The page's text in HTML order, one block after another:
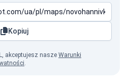
Kopiuj
akceptujesz nasze Warunki
.